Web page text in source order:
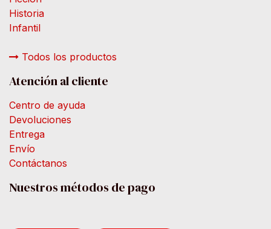
Historia
Infantil
Todos los productos
Atención al cliente
Centro de ayuda
Devoluciones
Entrega
Envío
Contáctanos
Nuestros métodos de pago